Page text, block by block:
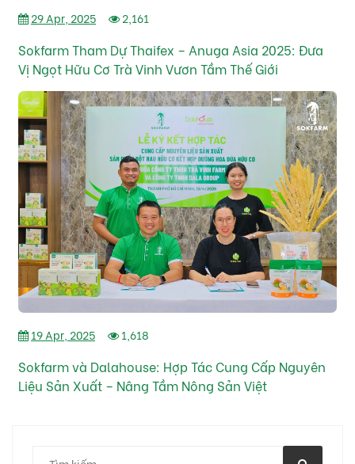
29 Apr, 2025 2,161
Sokfarm Tham Dự Thaifex – Anuga Asia 2025: Đưa
Vị Ngọt Hữu Cơ Trà Vinh Vươn Tầm Thế Giới
19 Apr, 2025 1,618
Sokfarm và Dalahouse: Hợp Tác Cung Cấp Nguyên
Liệu Sản Xuất – Nâng Tầm Nông Sản Việt